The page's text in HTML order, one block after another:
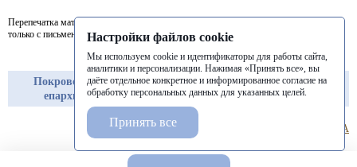
Перепечатка материалов портала в печатных изданиях (книгах, прессе) возможна
только с письменного разрешения редакции.
Покровская
епархия
Балашовская
епархия
Балаковская
епархия
Настройки файлов cookie
Мы используем cookie и идентификаторы для работы сайта,
аналитики и персонализации. Нажимая «Принять все», вы
даёте отдельное конкретное и информированное согласие на
обработку персональных данных для указанных целей.
Принять все